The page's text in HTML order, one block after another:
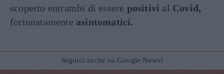
scoperto entrambi di essere positivi al Covid,
fortunatamente asintomatici.
Seguici anche su Google News!